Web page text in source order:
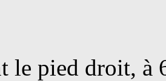
le pied droit, à